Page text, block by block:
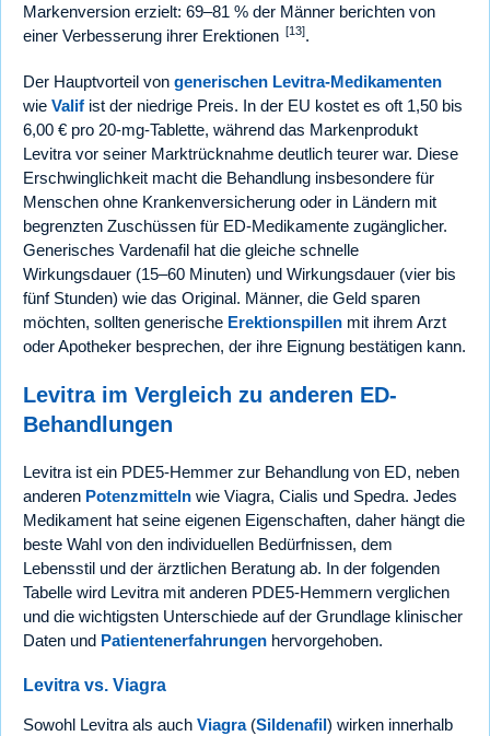
Markenversion erzielt: 69–81 % der Männer berichten von
einer Verbesserung ihrer Erektionen [13].
Der Hauptvorteil von generischen Levitra-Medikamenten
wie Valif ist der niedrige Preis. In der EU kostet es oft 1,50 bis
6,00 € pro 20-mg-Tablette, während das Markenprodukt
Levitra vor seiner Marktrücknahme deutlich teurer war. Diese
Erschwinglichkeit macht die Behandlung insbesondere für
Menschen ohne Krankenversicherung oder in Ländern mit
begrenzten Zuschüssen für ED-Medikamente zugänglicher.
Generisches Vardenafil hat die gleiche schnelle
Wirkungsdauer (15–60 Minuten) und Wirkungsdauer (vier bis
fünf Stunden) wie das Original. Männer, die Geld sparen
möchten, sollten generische Erektionspillen mit ihrem Arzt
oder Apotheker besprechen, der ihre Eignung bestätigen kann.
Levitra im Vergleich zu anderen ED-
Behandlungen
Levitra ist ein PDE5-Hemmer zur Behandlung von ED, neben
anderen Potenzmitteln wie Viagra, Cialis und Spedra. Jedes
Medikament hat seine eigenen Eigenschaften, daher hängt die
beste Wahl von den individuellen Bedürfnissen, dem
Lebensstil und der ärztlichen Beratung ab. In der folgenden
Tabelle wird Levitra mit anderen PDE5-Hemmern verglichen
und die wichtigsten Unterschiede auf der Grundlage klinischer
Daten und Patientenerfahrungen hervorgehoben.
Levitra vs. Viagra
Sowohl Levitra als auch Viagra(Sildenafil) wirken innerhalb